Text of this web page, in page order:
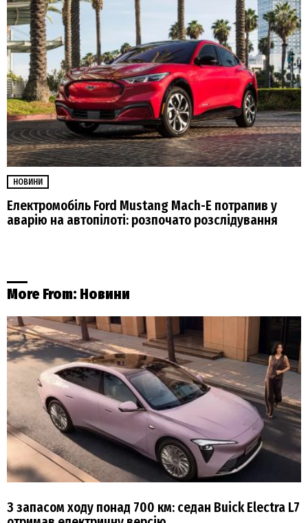
НОВИНИ
Електромобіль Ford Mustang Mach-E потрапив у
аварію на автопілоті: розпочато розслідування
More From: Новини
З запасом ходу понад 700 км: седан Buick Electra L7